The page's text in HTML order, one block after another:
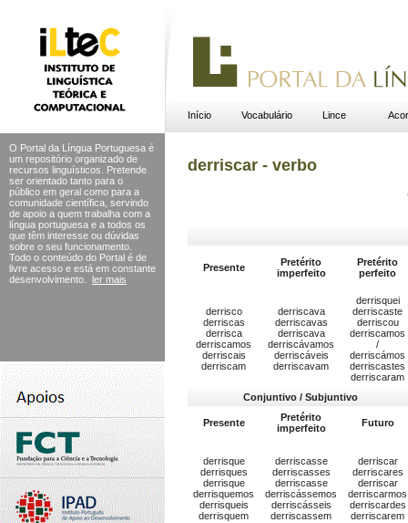
Início Vocabulário Lince
O Portal da Língua Portuguesa é
um repositório organizado de
recursos linguísticos. Pretende
ser orientado tanto para o
público em geral como para a
comunidade científica, servindo
de apoio a quem trabalha com a
língua portuguesa e a todos os
que têm interesse ou dúvidas
sobre o seu funcionamento.
Todo o conteúdo do Portal é de
livre acesso e está em constante
desenvolvimento.
ler mais
derriscar - verbo
Presente
Pretérito
imperfeito
Pretérito
perfeito
derrisco
derriscas
derrisca
derriscamos
derriscais
derriscam
derriscava
derriscavas
derriscava
derriscávamos
derriscáveis
derriscavam
derrisquei
derriscaste
derriscou
derriscamos
/
derriscámos
derriscastes
derriscaram
Conjuntivo / Subjuntivo
Presente
Pretérito
imperfeito
Futuro
derrisque
derrisques
derrisque
derrisquemos
derrisqueis
derrisquem
derriscasse
derriscasses
derriscasse
derriscássemos
derriscásseis
derriscassem
derriscar
derriscares
derriscar
derriscarmos
derriscardes
derriscarem